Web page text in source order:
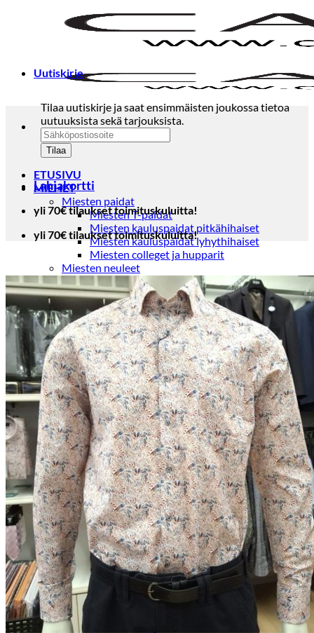
ETUSIVU
MIEHET
Miesten paidat
Miesten T-paidat
Miesten kauluspaidat pitkähihaiset
Miesten kauluspaidat lyhythihaiset
Miesten colleget ja hupparit
Miesten neuleet
Miesten neulepuserot
Miesten neuletakit
Puvut ja blazerit
Puvut
Puvuntakit ja blazerit
Miesten housut
Miesten housut
Miesten farkut
Miesten collegehousut
Miesten shortsit
Miesten asusteet
Vyöt ja olkaimet
Solmiot, rusetit ja taskuliinat
Miesten päähineet, huivit ja käsineet
Miesten yöasut ja alusvaatteet
Miesten alusvaatteet
Miesten sukat
Miesten yöasut
Miesten aamutakit ja kylpytakit
Miesten takit
Miesten nahkatakit
Miesten kevät-ja syystakit
Miesten villakangastakit
Miesten talvitakit
NAISET
Naisten paidat
Uutiskirje
Tilaa uutiskirje ja saat ensimmäisten joukossa tietoa
uutuuksista sekä tarjouksista.
Lahjakortti
yli 70€ tilaukset toimituskuluitta!
yli 70€ tilaukset toimituskuluitta!